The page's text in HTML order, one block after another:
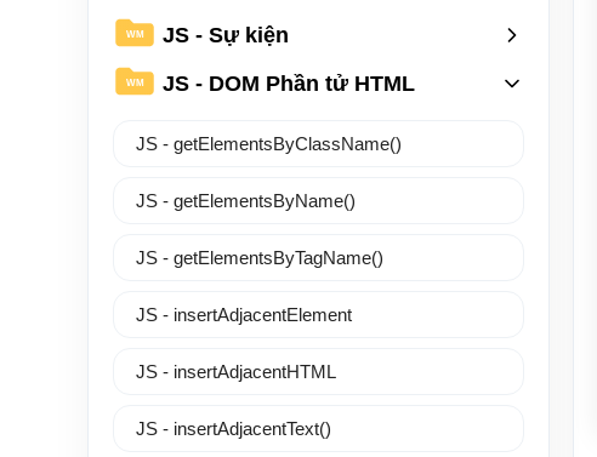
WM JS - Sự kiện
WM JS - DOM Phần tử HTML
JS - getElementsByClassName()
JS - getElementsByName()
JS - getElementsByTagName()
JS - insertAdjacentElement
JS - insertAdjacentHTML
JS - insertAdjacentText()